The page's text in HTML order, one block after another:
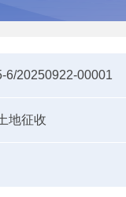
6/20250922-00001
地征收